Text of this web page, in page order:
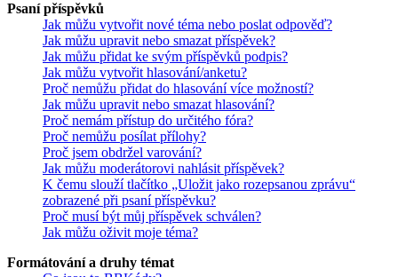
Psaní příspěvků
Jak můžu vytvořit nové téma nebo poslat odpověď?
Jak můžu upravit nebo smazat příspěvek?
Jak můžu přidat ke svým příspěvků podpis?
Jak můžu vytvořit hlasování/anketu?
Proč nemůžu přidat do hlasování více možností?
Jak můžu upravit nebo smazat hlasování?
Proč nemám přístup do určitého fóra?
Proč nemůžu posílat přílohy?
Proč jsem obdržel varování?
Jak můžu moderátorovi nahlásit příspěvek?
K čemu slouží tlačítko „Uložit jako rozepsanou zprávu“
zobrazené při psaní příspěvku?
Proč musí být můj příspěvek schválen?
Jak můžu oživit moje téma?
Formátování a druhy témat